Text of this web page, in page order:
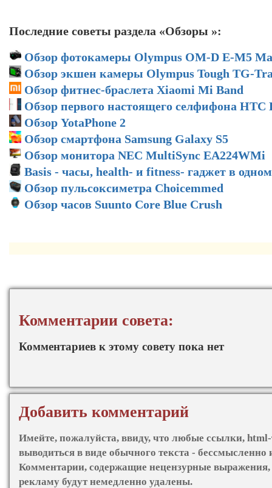
Последние советы раздела «Обзоры »:
Обзор фотокамеры Olympus OM-D E-M5
Обзор экшен камеры Olympus Tough TG-
Обзор фитнес-браслета Xiaomi Mi Band
Обзор первого настоящего селфифона НТС
Обзор YotaPhone 2
Обзор смартфона Samsung Galaxy S5
Обзор монитора NEC MultiSync EA224WMi
Basis - часы, health- и fitness- гаджет в
Обзор пульсоксиметра Choicemmed
Обзор часов Suunto Core Blue Crush
Комментарии совета:
Комментариев к этому совету пока нет
Добавить комментарий
Имейте, пожалуйста, ввиду, что любые ссылки,
выводиться в виде обычного текста - бессмысленно
Комментарии, содержащие нецензурные
рекламу будут немедленно удалены.